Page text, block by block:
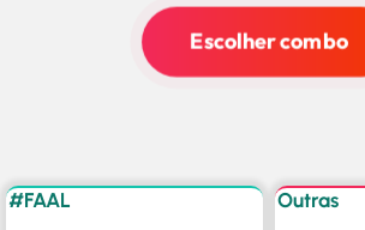
Escolher combo
#FAAL Outras